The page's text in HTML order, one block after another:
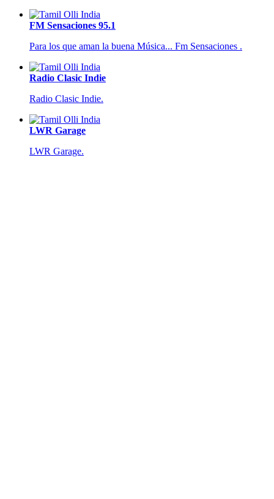
FM Sensaciones 95.1
Para los que aman la buena Música... Fm Sensaciones .
Radio Clasic Indie
Radio Clasic Indie.
LWR Garage
LWR Garage.